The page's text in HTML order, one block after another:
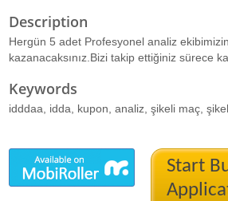
Description
Hergün 5 adet Profesyonel analiz
kazanacaksınız.Bizi takip ettiğiniz sürece
Keywords
idddaa, idda, kupon, analiz, şikeli maç,
Start